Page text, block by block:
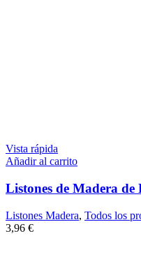
Vista rápida
Añadir al carrito
Listones de Madera de
Listones Madera, Todos los
3,96 €